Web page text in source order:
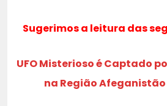
Sugerimos a leitura das
UFO Misterioso é Captado
na Região